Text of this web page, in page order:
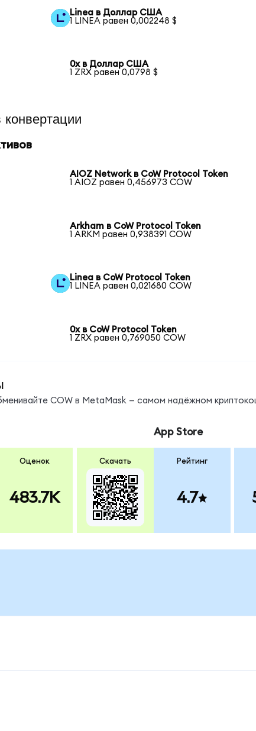
Linea в Доллар США
1 LINEA равен 0,002248 $
0x в Доллар США
1 ZRX равен 0,0798 $
AIOZ Network в CoW Protocol Token
1 AIOZ равен 0,456973 COW
Arkham в CoW Protocol Token
1 ARKM равен 0,938391 COW
Linea в CoW Protocol Token
1 LINEA равен 0,021680 COW
0x в CoW Protocol Token
1 ZRX равен 0,769050 COW
COW в MetaMask — самом надёжном
Оценок
483.7K
Скачать
App Store
Рейтинг
4.7